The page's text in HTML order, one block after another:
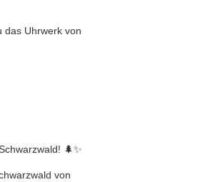
das Uhrwerk von
🌲✨
von